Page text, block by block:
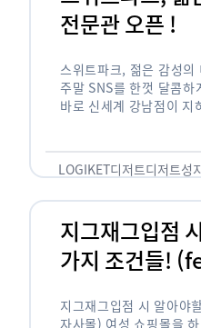
전문관 오픈 !
스위트파크, 젊은 감성의
주말 SNS를 한껏 달콤하
바로 신세계 강남점이
LOGIKET디저트디저트성
지그재그입점
가지 조건들!
지그재그입점 시 알아
자사몰) 여성 쇼핑몰을